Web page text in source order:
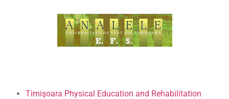
Timişoara Physical Education and Rehabilitation